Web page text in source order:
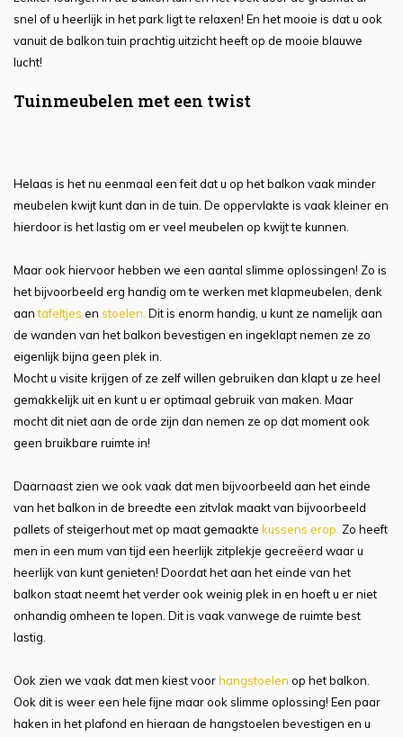
snel of u heerlijk in het park ligt te relaxen! En het mooie is dat u ook
vanuit de balkon tuin prachtig uitzicht heeft op de mooie blauwe
lucht!
Tuinmeubelen met een twist
Helaas is het nu eenmaal een feit dat u op het balkon vaak minder
meubelen kwijt kunt dan in de tuin. De oppervlakte is vaak kleiner en
hierdoor is het lastig om er veel meubelen op kwijt te kunnen.
Maar ook hiervoor hebben we een aantal slimme oplossingen! Zo is
het bijvoorbeeld erg handig om te werken met klapmeubelen, denk
aantafeltjes en stoelen. Dit is enorm handig, u kunt ze namelijk aan
de wanden van het balkon bevestigen en ingeklapt nemen ze zo
eigenlijk bijna geen plek in.
Mocht u visite krijgen of ze zelf willen gebruiken dan klapt u ze heel
gemakkelijk uit en kunt u er optimaal gebruik van maken. Maar
mocht dit niet aan de orde zijn dan nemen ze op dat moment ook
geen bruikbare ruimte in!
Daarnaast zien we ook vaak dat men bijvoorbeeld aan het einde
van het balkon in de breedte een zitvlak maakt van bijvoorbeeld
pallets of steigerhout met op maat gemaakte kussens erop. Zo heeft
men in een mum van tijd een heerlijk zitplekje gecreëerd waar u
heerlijk van kunt genieten! Doordat het aan het einde van het
balkon staat neemt het verder ook weinig plek in en hoeft u er niet
onhandig omheen te lopen. Dit is vaak vanwege de ruimte best
lastig.
Ook zien we vaak dat men kiest voorhangstoelen op het balkon.
Ook dit is weer een hele fijne maar ook slimme oplossing! Een paar
haken in het plafond en hieraan de hangstoelen bevestigen en u